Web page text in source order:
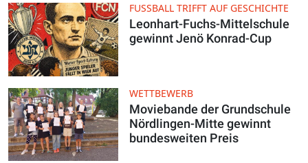
FUSSBALL TRIFFT AUF GESCHICHTE
Leonhart-Fuchs-Mittelschule
gewinnt Jenö Konrad-Cup
WETTBEWERB
Moviebande der Grundschule
Nördlingen-Mitte gewinnt
bundesweiten Preis